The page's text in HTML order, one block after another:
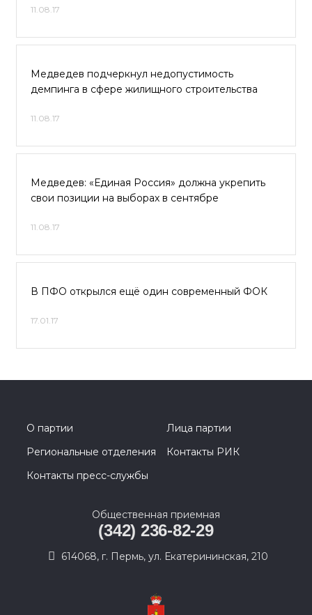
11.08.17
Медведев подчеркнул недопустимость
демпинга в сфере жилищного строительства
11.08.17
Медведев: «Единая Россия» должна укрепить
свои позиции на выборах в сентябре
11.08.17
В ПФО открылся ещё один современный ФОК
17.01.17
О партии
Лица партии
Региональные отделения
Контакты РИК
Контакты пресс-службы
Общественная приемная
(342) 236-82-29
614068, г. Пермь, ул. Екатерининская, 210